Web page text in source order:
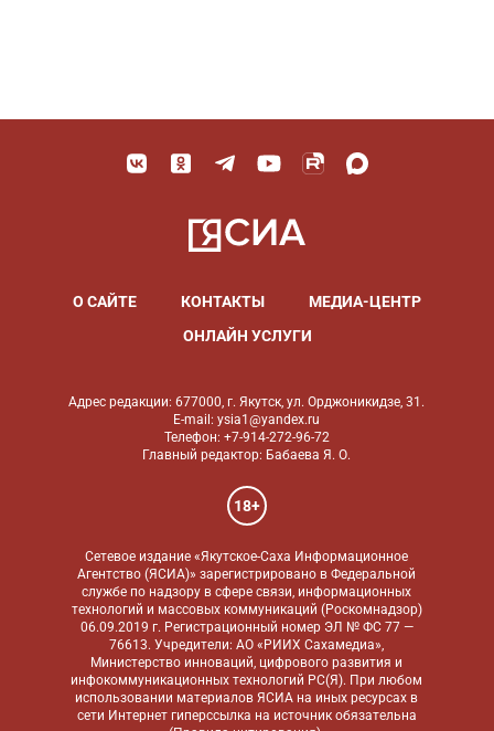
О САЙТЕ КОНТАКТЫ
МЕДИА-ЦЕНТР
ОНЛАЙН УСЛУГИ
Адрес редакции: 677000, г. Якутск, ул. Орджоникидзе, 31.
E-mail: ysia1@yandex.ru
Телефон: +7-914-272-96-72
Главный редактор: Бабаева Я. О.
18+
Сетевое издание «Якутское-Саха Информационное
Агентство (ЯСИА)» зарегистрировано в Федеральной
службе по надзору в сфере связи, информационных
технологий и массовых коммуникаций (Роскомнадзор)
06.09.2019 г. Регистрационный номер ЭЛ № ФС 77 —
76613. Учредители: АО «РИИХ Сахамедиа»,
Министерство инноваций, цифрового развития и
инфокоммуникационных технологий РС(Я). При любом
использовании материалов ЯСИА на иных ресурсах в
сети Интернет гиперссылка на источник обязательна